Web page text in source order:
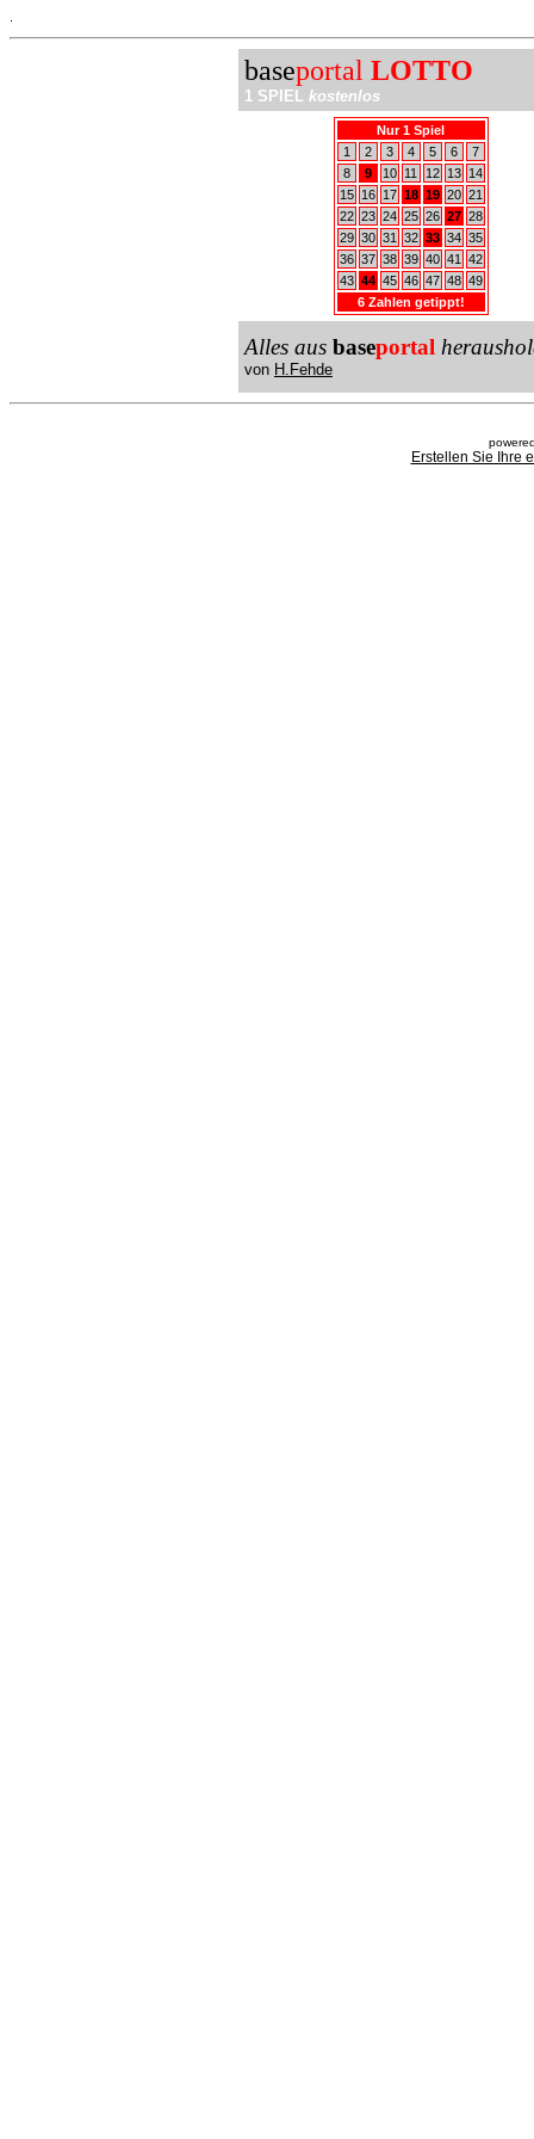
baseportal LOTTO
1 SPIEL kostenlos
Nur 1 Spiel
1
2 3 4 5 6
7
8
9 10 11 12 13
14
15
16 17 18 19 20 21
22 23 24 25 26 27 28
29 30 31 32 33 34 35
36 37 38 39 40 41
42
43 44 45 46 47 48 49
6 Zahlen getippt!
Alles aus baseportal
von H.Fehde
Erstellen Sie Ihre